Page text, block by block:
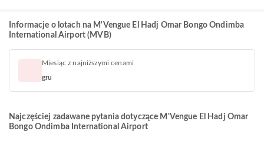
Informacje o lotach na M'Vengue El Hadj Omar Bongo Ondimba
International Airport (MVB)
Miesiąc z najniższymi cenami
gru
Najczęściej zadawane pytania dotyczące M'Vengue El Hadj Omar
Bongo Ondimba International Airport